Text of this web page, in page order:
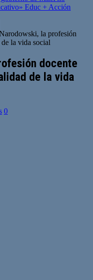
Educ + Acción
la profesión
la vida social
docente
de la vida
0